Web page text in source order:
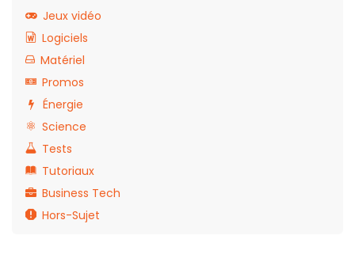
Jeux vidéo
Logiciels
Matériel
Promos
Énergie
Science
Tests
Tutoriaux
Business Tech
Hors-Sujet